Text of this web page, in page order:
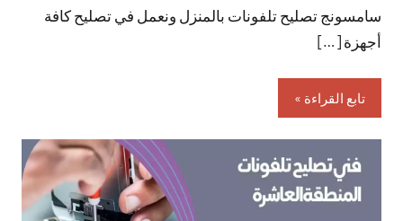
سامسونج تصليح تلفونات بالمنزل ونعمل في تصليح كافة
أجهزة […]
تابع القراءة